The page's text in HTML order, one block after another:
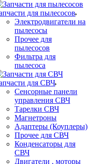
для пылесосов
Электродвигатели на
пылесосы
Прочее для
пылесосов
Фильтра для
пылесоса
для СВЧ
Сенсорные панели
управления СВЧ
Тарелки СВЧ
Магнетроны
Адаптеры (Коуплеры)
Прочее для СВЧ
Конденсаторы для
СВЧ
Двигатели , моторы